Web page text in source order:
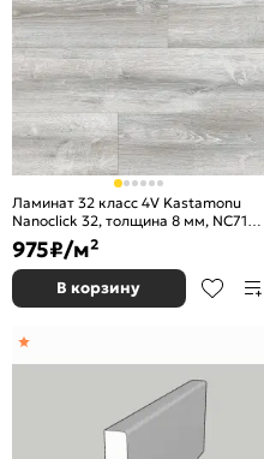
Ламинат 32 класс 4V Kastamonu
Nanoclick 32, толщина 8 мм, NC71
Дуб Экзо
975₽/м²
В корзину